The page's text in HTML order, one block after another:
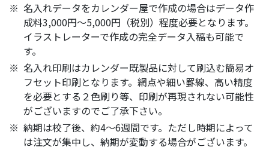
名入れデータをカレンダー屋で作成の場合はデータ作
成料3,000円～5,000円（税別）程度必要となります。
イラストレーターで作成の完全データ入稿も可能で
す。
名入れ印刷はカレンダー既製品に対して刷込む簡易オ
フセット印刷となります。網点や細い罫線、高い精度
を必要とする２色刷り等、印刷が再現されない可能性
がございますのでご了承下さい。
納期は校了後、約4～6週間です。ただし時期によって
は注文が集中し、納期が変動する場合がございます。